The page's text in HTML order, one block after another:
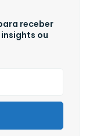
receber
ou